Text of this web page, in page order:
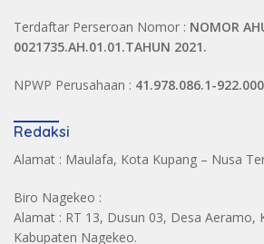
Terdaftar Perseroan Nomor : NOMOR
0021735.AH.01.01.TAHUN 2021.
NPWP Perusahaan : 41.978.086.1-922.000
Redaksi
Alamat : Maulafa, Kota Kupang – Nusa
Biro Nagekeo :
Alamat : RT 13, Dusun 03, Desa Aeramo,
Kabupaten Nagekeo.